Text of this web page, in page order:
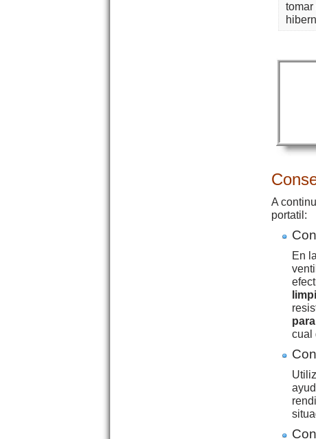
tomar
A
portatil:
En
cual